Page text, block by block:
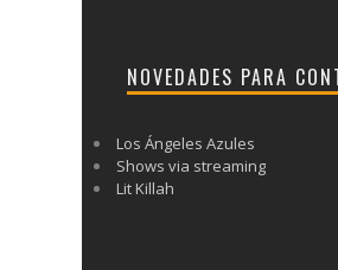
NOVEDADES PARA
Los Ángeles Azules
Shows via streaming
Lit Killah